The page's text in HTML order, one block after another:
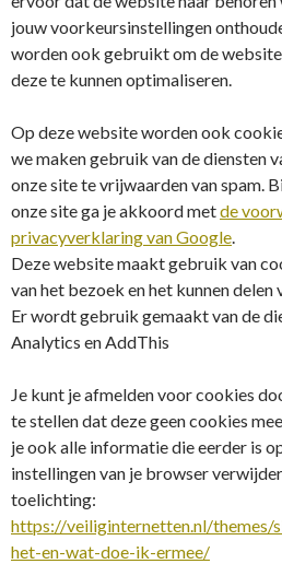
jouw voorkeursinstellingen
worden ook gebruikt om de
deze te kunnen optimaliseren.
Op deze website worden ook
we maken gebruik van de diensten
onze site te vrijwaarden van spam.
onze site ga je akkoord metde
privacyverklaring van Google.
Deze website maakt gebruik van
van het bezoek en het kunnen
Er wordt gebruik gemaakt van de
Analytics en AddThis
Je kunt je afmelden voor cookies
te stellen dat deze geen cookies
je ook alle informatie die eerder is
instellingen van je browser
toelichting:
https://veiliginternetten.nl/
het-en-wat-doe-ik-ermee/